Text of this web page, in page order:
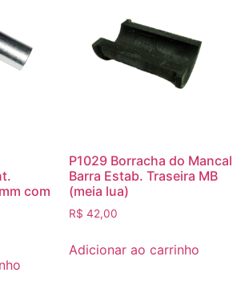
com
P1029 Borracha do Mancal
Barra Estab. Traseira MB
(meia lua)
R$ 42,00
Adicionar ao carrinho